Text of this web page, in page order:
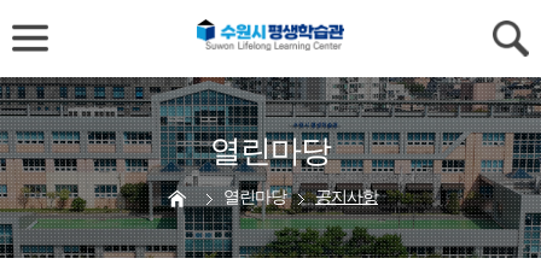
열린마당
열린마당 공지사항